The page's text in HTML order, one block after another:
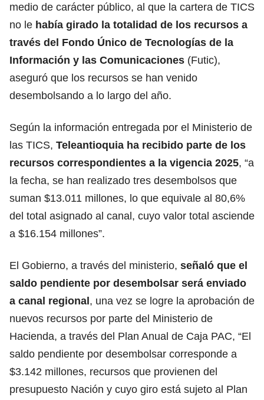
medio de carácter público, al que la cartera de TICS
no le había girado la totalidad de los recursos a
través del Fondo Único de Tecnologías de la
Información y las Comunicaciones (Futic),
aseguró que los recursos se han venido
desembolsando a lo largo del año.
Según la información entregada por el Ministerio de
las TICS, Teleantioquia ha recibido parte de los
recursos correspondientes a la vigencia 2025, “a
la fecha, se han realizado tres desembolsos que
suman $13.011 millones, lo que equivale al 80,6%
del total asignado al canal, cuyo valor total asciende
a $16.154 millones”.
El Gobierno, a través del ministerio, señaló que el
saldo pendiente por desembolsar será enviado
a canal regional, una vez se logre la aprobación de
nuevos recursos por parte del Ministerio de
Hacienda, a través del Plan Anual de Caja PAC, “El
saldo pendiente por desembolsar corresponde a
$3.142 millones, recursos que provienen del
presupuesto Nación y cuyo giro está sujeto al Plan